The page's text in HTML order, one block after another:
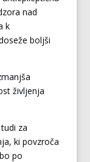
nad
k
boljši
življenja
za
ki povzroča
po